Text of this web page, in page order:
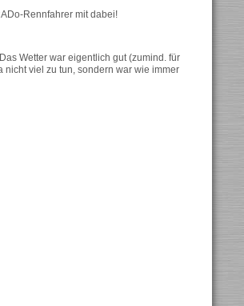
Rennfahrer mit dabei!
Wetter war eigentlich gut (zumind. für
viel zu tun, sondern war wie immer